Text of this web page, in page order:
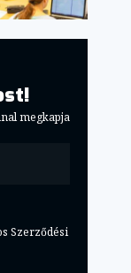
megkapja
Szerződési